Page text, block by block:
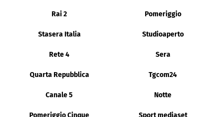
Rai 2 Pomeriggio
Stasera Italia Studioaperto
Rete 4 Sera
Quarta Repubblica Tgcom24
Canale 5 Notte
Pomeriggio Cinque Sport mediaset